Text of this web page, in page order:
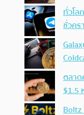
ทั่วโล
ชั่วคร
ตลาด
$1.5
Boltz